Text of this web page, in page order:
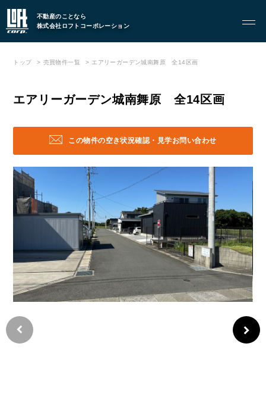
不動産のことなら
株式会社ロフトコーポレーション
FOOD
- 四季即贅喰
トップ 売買物件一覧 エアリーガーデン城南舞原 全14区画
エアリーガーデン城南舞原 全14区画
この物件の空き状況確認・見学お問い合わせ